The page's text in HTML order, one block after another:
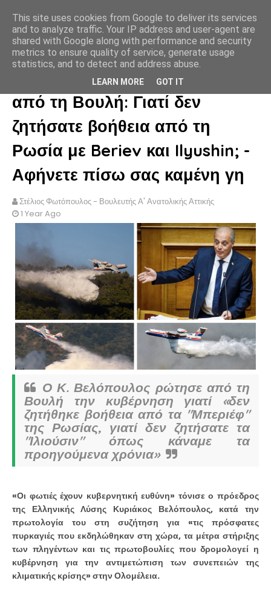
ΣΤΕΛΙΟΣ ΦΩΤΟΠΟΥΛΟΣ
Βελόπουλος (Ελληνική Λύση)
από τη Βουλή: Γιατί δεν
ζητήσατε βοήθεια από τη
Ρωσία με Beriev και Ilyushin; -
Αφήνετε πίσω σας καμένη γη
Στέλιος Φωτόπουλος - Βουλευτής Α' Ανατολικής Αττικής
1 Year Ago
Ο Κ. Βελόπουλος ρώτησε από τη
Βουλή την κυβέρνηση γιατί «δεν
ζητήθηκε βοήθεια από τα "Μπεριέφ"
της Ρωσίας, γιατί δεν ζητήσατε τα
"Ιλιούσιν" όπως κάναμε τα
προηγούμενα χρόνια»
«Οι φωτιές έχουν κυβερνητική ευθύνη» τόνισε ο πρόεδρος
της Ελληνικής Λύσης Κυριάκος Βελόπουλος, κατά την
πρωτολογία του στη συζήτηση για «τις πρόσφατες
πυρκαγιές που εκδηλώθηκαν στη χώρα, τα μέτρα στήριξης
των πληγέντων και τις πρωτοβουλίες που δρομολογεί η
κυβέρνηση για την αντιμετώπιση των συνεπειών της
κλιματικής κρίσης» στην Ολομέλεια.
This site uses cookies from Google to deliver its services
and to analyze traffic. Your IP address and user-agent are
shared with Google along with performance and security
metrics to ensure quality of service, generate usage
statistics, and to detect and address abuse.
LEARN MORE GOT IT